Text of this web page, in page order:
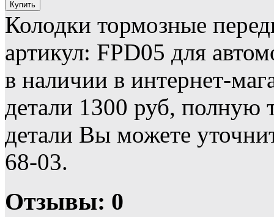
Колодки тормозные
артикул: FPD05 для
в наличии в интернет-
детали 1300 руб,
детали Вы можете
68-03.
Отзывы: 0